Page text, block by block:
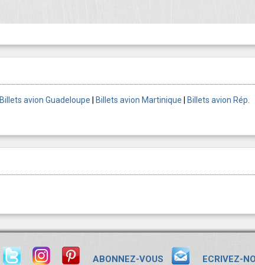
Billets avion Guadeloupe Billets avion Martinique
Billets avion Rép.
ABONNEZ-VOUS ECRIVEZ-